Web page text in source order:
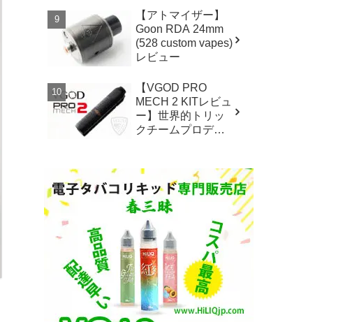
ール！
【アトマイザー】
Goon RDA 24mm
(528 custom vapes)
レビュー
【VGOD PRO
MECH 2 KITレビュ
ー】世界的トリッ
クチームプロデュ